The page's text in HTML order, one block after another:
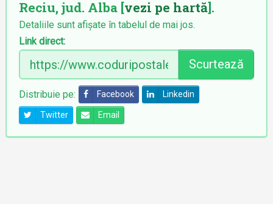
Reciu, jud. Alba [vezi pe hartă].
Detaliile sunt afișate în tabelul de mai jos.
Link direct:
Scurtează
Distribuie pe: Facebook Linkedin
Twitter Email